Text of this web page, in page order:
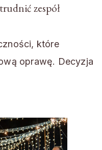
zespół
które
oprawę. Decyzja